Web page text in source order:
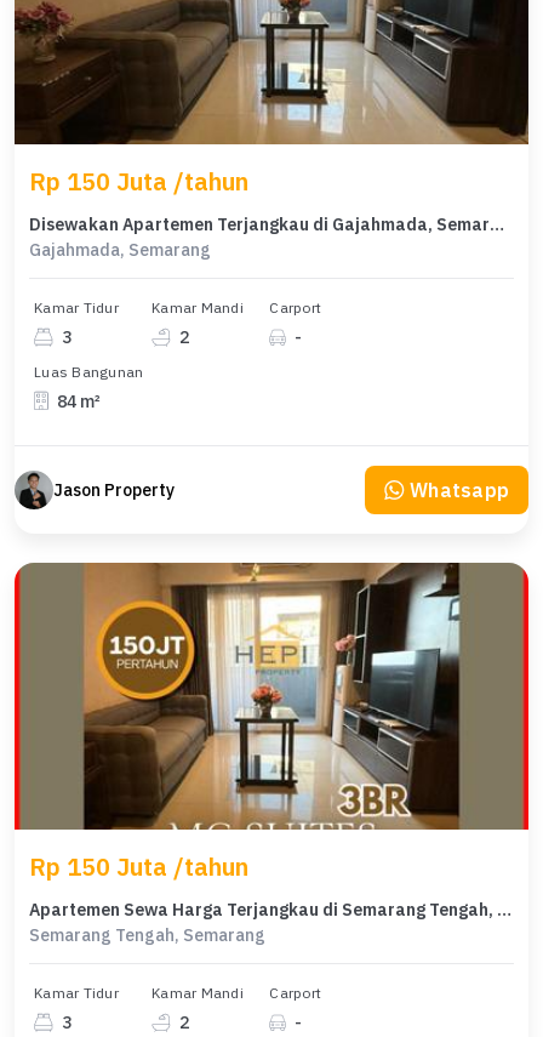
Rp 150 Juta /tahun
Disewakan Apartemen Terjangkau di Gajahmada, Semarang, LB 84m²
Gajahmada, Semarang
Kamar Tidur
3
Kamar Mandi
2
Carport
-
Luas Bangunan
84 m²
Jason Property Whatsapp
Rp 150 Juta /tahun
Apartemen Sewa Harga Terjangkau di Semarang Tengah, Semarang
Semarang Tengah, Semarang
Kamar Tidur
3
Kamar Mandi
2
Carport
-